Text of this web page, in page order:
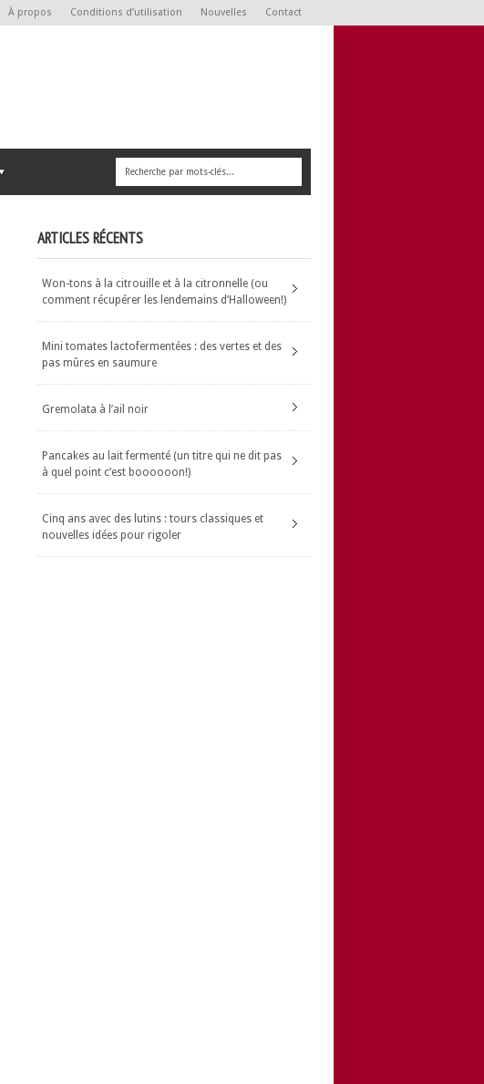
À propos Conditions d’utilisation Nouvelles Contact
ARTICLES RÉCENTS
Won-tons à la citrouille et à la citronnelle (ou
comment récupérer les lendemains d’Halloween!)
Mini tomates lactofermentées : des vertes et des
pas mûres en saumure
Gremolata à l’ail noir
Pancakes au lait fermenté (un titre qui ne dit pas
à quel point c’est boooooon!)
Cinq ans avec des lutins : tours classiques et
nouvelles idées pour rigoler